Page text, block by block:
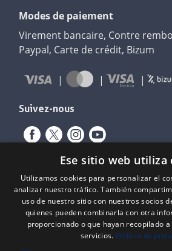
Modes de paiement
Virement bancaire, Contre
Paypal, Carte de crédit, Bizum
Suivez-nous
Expediente nº: 06/18/SO/
Ese sitio web utiliza
Utilizamos cookies para personalizar el
analizar nuestro tráfico. También
uso de nuestro sitio con nuestros socios
quienes pueden combinarla con otra
proporcionado o que hayan recopilado
servicios. Política de